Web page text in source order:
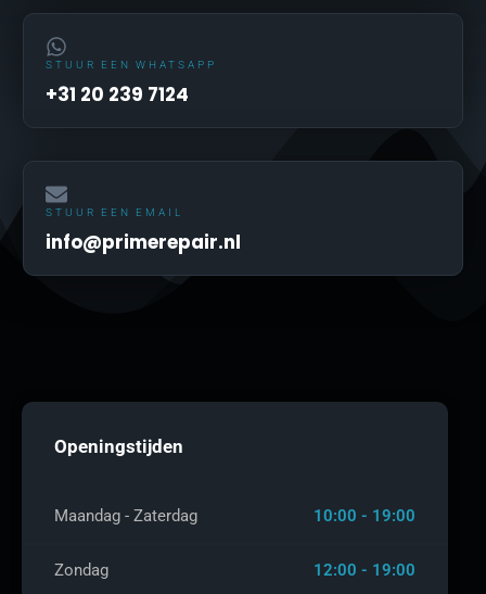
STUUR EEN WHATSAPP
+31 20 239 7124
STUUR EEN EMAIL
info@primerepair.nl
Openingstijden
Maandag - Zaterdag 10:00 - 19:00
Zondag 12:00 - 19:00